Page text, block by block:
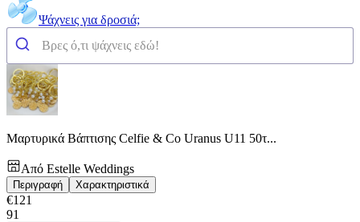
Ψάχνεις για δροσιά;
Μαρτυρικά Βάπτισης Celfie & Co Uranus U11 50τ...
Από Estelle Weddings
Περιγραφή Χαρακτηριστικά
€121
91